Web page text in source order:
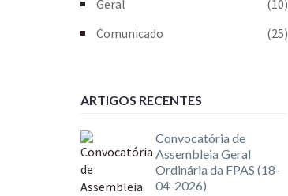
Geral
(10)
Comunicado
(25)
ARTIGOS RECENTES
Convocatória de
Assembleia Geral
Ordinária da FPAS (18-
04-2026)